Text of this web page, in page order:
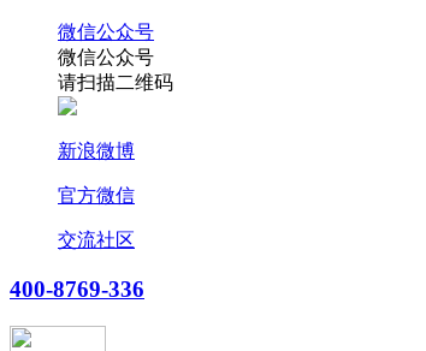
微信公众号
微信公众号
请扫描二维码
新浪微博
官方微信
交流社区
400-8769-336